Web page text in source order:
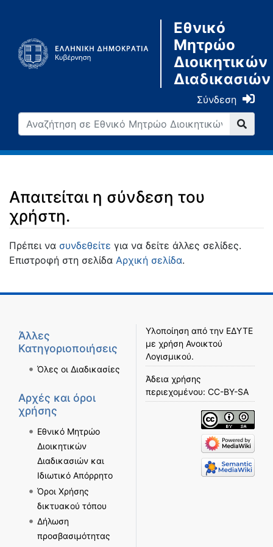
Εθνικό
Μητρώο
Διοικητικών
Διαδικασιών
Σύνδεση
Απαιτείται η σύνδεση του
χρήστη.
Μετάβαση σε:πλοήγηση,αναζήτηση
Πρέπει να συνδεθείτε για να δείτε άλλες σελίδες.
Επιστροφή στη σελίδα Αρχική σελίδα.
Άλλες
Κατηγοριοποιήσεις
Όλες οι Διαδικασίες
Αρχές και όροι
χρήσης
Εθνικό Μητρώο
Διοικητικών
Διαδικασιών και
Ιδιωτικό Απόρρητο
Όροι Χρήσης
δικτυακού τόπου
Δήλωση
προσβασιμότητας
Υλοποίηση από την ΕΔΥΤΕ
με χρήση Ανοικτού
Λογισμικού.
Άδεια χρήσης
περιεχομένου: CC-BY-SA